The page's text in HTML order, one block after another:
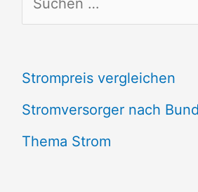
u
h
e
n
Strompreis vergleichen
Stromversorger nach
Thema Strom